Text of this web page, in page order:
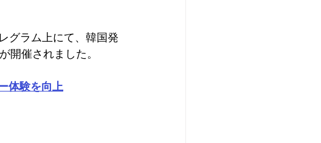
グラム上にて、韓国発
開催されました。
体験を向上